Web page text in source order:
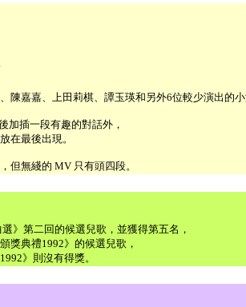
陳嘉嘉、上田莉棋、譚玉瑛和另外6位較少演出的
加插一段有趣的對話外，
在最後出現。
但無綫的 MV 只有頭四段。
》第二回的候選兒歌，並獲得第五名，
獎典禮1992》的候選兒歌，
》則沒有得獎。